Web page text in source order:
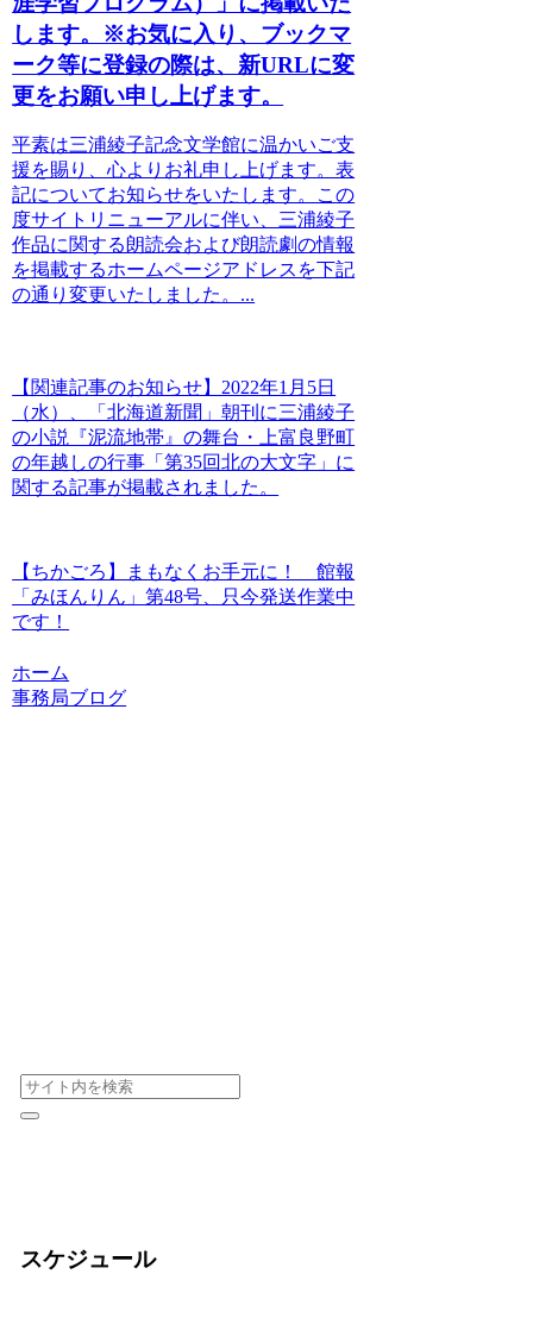
します。※お気に入り、ブックマ
ーク等に登録の際は、新URLに変
更をお願い申し上げます。
平素は三浦綾子記念文学館に温かいご支
援を賜り、心よりお礼申し上げます。表
記についてお知らせをいたします。この
度サイトリニューアルに伴い、三浦綾子
作品に関する朗読会および朗読劇の情報
を掲載するホームページアドレスを下記
の通り変更いたしました。...
【関連記事のお知らせ】2022年1月5日
（水）、「北海道新聞」朝刊に三浦綾子
の小説『泥流地帯』の舞台・上富良野町
の年越しの行事「第35回北の大文字」に
関する記事が掲載されました。
【ちかごろ】まもなくお手元に！ 館報
「みほんりん」第48号、只今発送作業中
です！
ホーム
事務局ブログ
スケジュール